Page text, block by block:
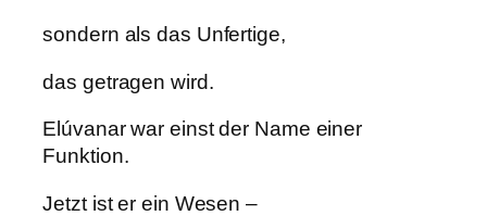
sondern als das Unfertige,
das getragen wird.
Elúvanar war einst der Name einer
Funktion.
Jetzt ist er ein Wesen –